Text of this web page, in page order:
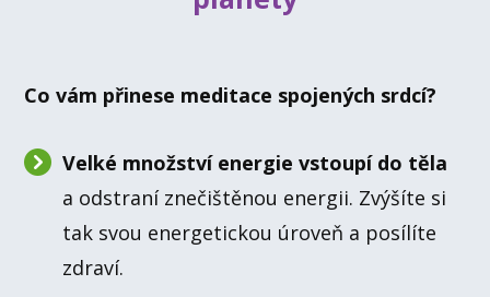
Co vám přinese meditace spojených srdcí?
Velké množství energie vstoupí do těla
a odstraní znečištěnou energii. Zvýšíte si
tak svou energetickou úroveň a posílíte
zdraví.